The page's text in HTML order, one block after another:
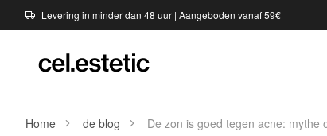
Levering in minder dan 48 uur | Aangeboden vanaf 59€
Home de blog De zon is goed tegen acne: mythe